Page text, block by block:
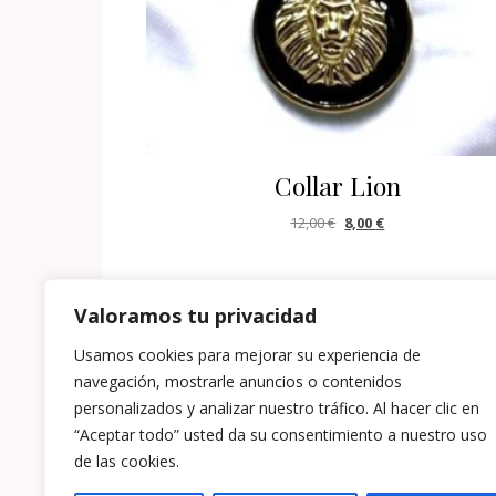
Valoramos tu privacidad
Usamos cookies para mejorar su experiencia de
navegación, mostrarle anuncios o contenidos
personalizados y analizar nuestro tráfico. Al hacer clic en
“Aceptar todo” usted da su consentimiento a nuestro uso
de las cookies.
Collar Lion
12,00€ El precio original era:
8,00 €El precio actual